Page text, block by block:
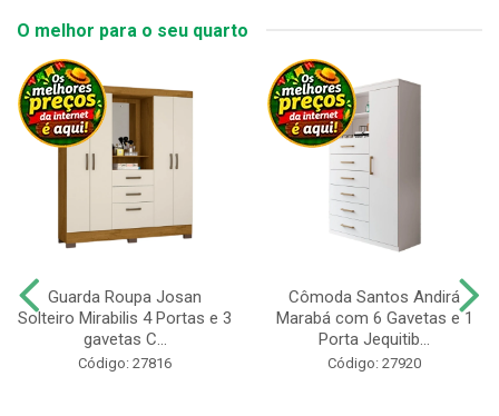
O melhor para o seu quarto
Guarda Roupa Josan
Solteiro Mirabilis 4 Portas e 3
gavetas C...
Código: 27816
Cômoda Santos Andirá
Marabá com 6 Gavetas e 1
Porta Jequitib...
Código: 27920